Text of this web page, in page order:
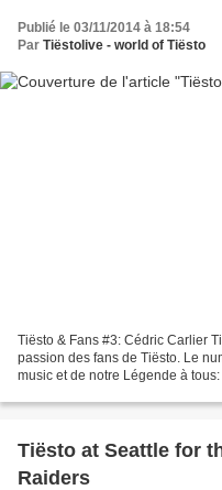
Publié le 03/11/2014 à 18:54
Par Tiëstolive - world of Tiësto
Tiësto & Fans #3: Cédric Carlier
passion des fans de Tiësto. Le
music et de notre Légende à
Tiësto at Seattle for
Raiders